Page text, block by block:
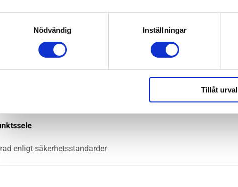
Nödvändig
Inställningar
Tillåt urval
komfort
med ventilation och solskydd (UPF 50+)
säten – fällbara och avtagbara
som tillbehör
och
enligt säkerhetsstandarder